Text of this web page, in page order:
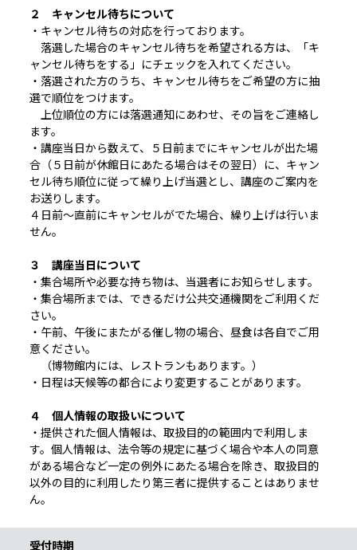
２ キャンセル待ちについて
・キャンセル待ちの対応を行っております。
落選した場合のキャンセル待ちを希望される方は、「キ
ャンセル待ちをする」にチェックを入れてください。
・落選された方のうち、キャンセル待ちをご希望の方に抽
選で順位をつけます。
上位順位の方には落選通知にあわせ、その旨をご連絡し
ます。
・講座当日から数えて、５日前までにキャンセルが出た場
合（５日前が休館日にあたる場合はその翌日）に、キャン
セル待ち順位に従って繰り上げ当選とし、講座のご案内を
お送りします。
４日前～直前にキャンセルがでた場合、繰り上げは行いま
せん。
３ 講座当日について
・集合場所や必要な持ち物は、当選者にお知らせします。
・集合場所までは、できるだけ公共交通機関をご利用くだ
さい。
・午前、午後にまたがる催し物の場合、昼食は各自でご用
意ください。
（博物館内には、レストランもあります。）
・日程は天候等の都合により変更することがあります。
４ 個人情報の取扱いについて
・提供された個人情報は、取扱目的の範囲内で利用しま
す。個人情報は、法令等の規定に基づく場合や本人の同意
がある場合など一定の例外にあたる場合を除き、取扱目的
以外の目的に利用したり第三者に提供することはありませ
ん。
受付時期